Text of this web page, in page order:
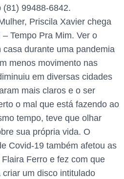
(81) 99488-6842.
Priscila Xavier chega
Tempo Pra Mim. Ver o
durante uma pandemia
menos movimento nas
em diversas cidades
mais claros e o ser
o mal que está fazendo ao
tempo, teve que olhar
sua própria vida. O
Covid-19 também afetou as
Ferro e fez com que
um disco intitulado